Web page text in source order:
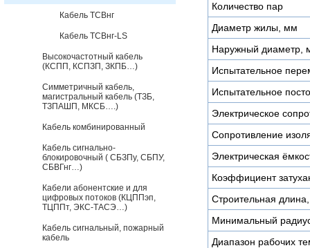
Кабель ТСВнг
Кабель ТСВнг-LS
Высокочастотный кабель
(КСПП, КСПЗП, ЗКПБ…)
Симметричный кабель,
магистральный кабель (ТЗБ,
ТЗПАШП, МКСБ….)
Кабель комбинированный
Кабель сигнально-
блокировочный ( СБЗПу, СБПУ,
СБВГнг…)
Кабели абонентские и для
цифровых потоков (КЦППэп,
ТЦППт, ЭКС-ТАСЭ…)
Кабель сигнальный, пожарный
кабель
Количество пар
Диаметр жилы, мм
Наружный диаметр,
Испытательное
Испытательное
Электрическое
Сопротивление
Электрическая
Коэффициент
Строительная
Минимальный
Диапазон рабочих